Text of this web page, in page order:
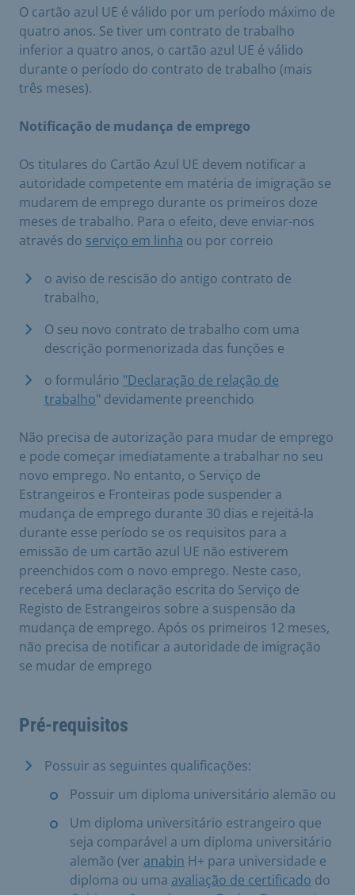
O cartão azul UE é válido por um período máximo de
quatro anos. Se tiver um contrato de trabalho
inferior a quatro anos, o cartão azul UE é válido
durante o período do contrato de trabalho (mais
três meses).
Notificação de mudança de emprego
Os titulares do Cartão Azul UE devem notificar a
autoridade competente em matéria de imigração se
mudarem de emprego durante os primeiros doze
meses de trabalho. Para o efeito, deve enviar-nos
através do serviço em linha ou por correio
o aviso de rescisão do antigo contrato de
trabalho,
O seu novo contrato de trabalho com uma
descrição pormenorizada das funções e
o formulário "Declaração de relação de
trabalho" devidamente preenchido
Não precisa de autorização para mudar de emprego
e pode começar imediatamente a trabalhar no seu
novo emprego. No entanto, o Serviço de
Estrangeiros e Fronteiras pode suspender a
mudança de emprego durante 30 dias e rejeitá-la
durante esse período se os requisitos para a
emissão de um cartão azul UE não estiverem
preenchidos com o novo emprego. Neste caso,
receberá uma declaração escrita do Serviço de
Registo de Estrangeiros sobre a suspensão da
mudança de emprego. Após os primeiros 12 meses,
não precisa de notificar a autoridade de imigração
se mudar de emprego
Pré-requisitos
Possuir as seguintes qualificações:
Possuir um diploma universitário alemão ou
Um diploma universitário estrangeiro que
seja comparável a um diploma universitário
alemão (ver anabin H+ para universidade e
diploma ou uma avaliação de certificado do